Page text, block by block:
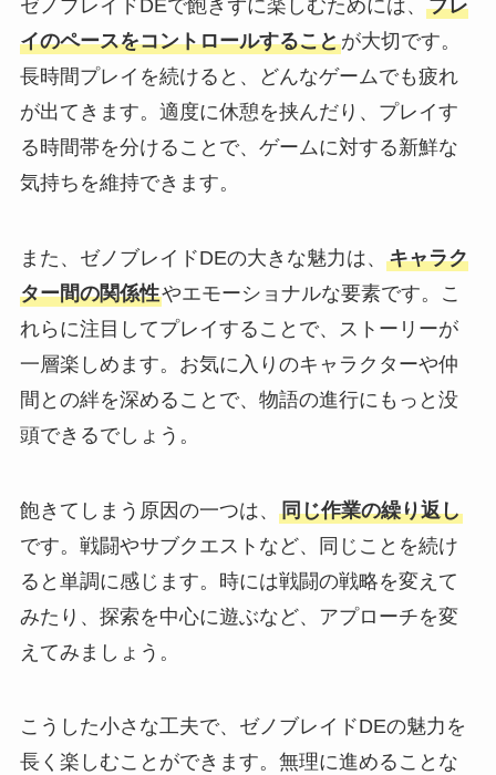
ゼノブレイドDEで飽きずに楽しむためには、 プレ
イのペースをコントロールすることが大切です。
長時間プレイを続けると、どんなゲームでも疲れ
が出てきます。適度に休憩を挟んだり、プレイす
る時間帯を分けることで、ゲームに対する新鮮な
気持ちを維持できます。
また、ゼノブレイドDEの大きな魅力は、 キャラク
ター間の関係性やエモーショナルな要素です。こ
れらに注目してプレイすることで、ストーリーが
一層楽しめます。お気に入りのキャラクターや仲
間との絆を深めることで、物語の進行にもっと没
頭できるでしょう。
飽きてしまう原因の一つは、 同じ作業の繰り返し
です。戦闘やサブクエストなど、同じことを続け
ると単調に感じます。時には戦闘の戦略を変えて
みたり、探索を中心に遊ぶなど、アプローチを変
えてみましょう。
こうした小さな工夫で、ゼノブレイドDEの魅力を
長く楽しむことができます。無理に進めることな